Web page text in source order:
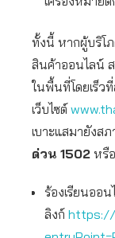
ทั้งนี้ หากผู้บริโ
สินค้าออนไลน์
ในพื้นที่โดยเร็ว
เว็บไซต์
เบาะแสมายังส
ด่วน 1502 หรื
ร้องเรียนออ
ลิงก์ https://